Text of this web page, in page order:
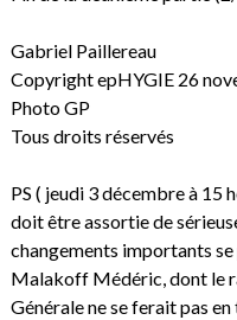
Gabriel Paillereau
Copyright epHYGIE 26
Photo GP
Tous droits réservés
PS ( jeudi 3 décembre à 15
doit être assortie de
changements importants
Malakoff Médéric, dont le
Générale ne se ferait pas